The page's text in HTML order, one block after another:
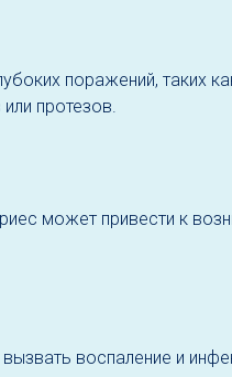
поражений, таких
протезов.
может привести к
воспаление и